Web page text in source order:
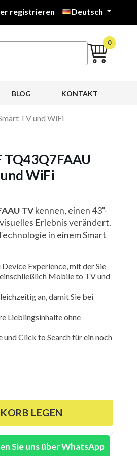
registrieren Deutsch 
0
KONTAKT
BLOG
TV und WiFi
TQ43Q7FAAU
WiFi
TVkennen, einen 43"-
Erlebnis verändert.
in einem Smart
Experience, mit der Sie
Mobile to TV und
an, damit Sie bei
Lieblingsinhalte ohne
und Click to Search für ein noch
LEGEN
Sie uns über WhatsApp